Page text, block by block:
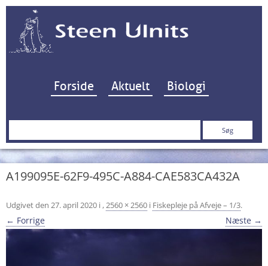
Hop til indhold
Forside Aktuelt Biologi
Søg
A199095E-62F9-495C-A884-CAE583CA432A
Udgivet den 27. april 2020 i ,2560 × 2560 i Fiskepleje på Afveje – 1/3.
← Forrige Næste →